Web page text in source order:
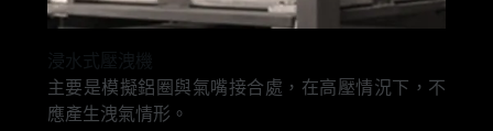
浸水式壓洩機
主要是模擬鋁圈與氣嘴接合處，在高壓情況下，不
應產生洩氣情形。